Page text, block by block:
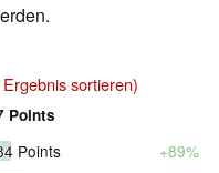
sortieren)
Points
Points
+89%